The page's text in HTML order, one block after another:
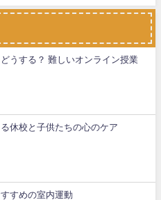
うする？ 難しいオンライン授業
休校と子供たちの心のケア
すめの室内運動